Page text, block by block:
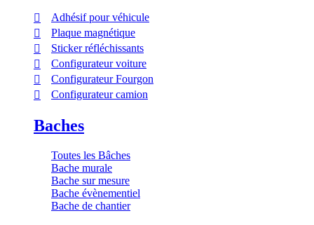
Adhésif pour véhicule
Plaque magnétique
Sticker réfléchissants
Configurateur voiture
Configurateur Fourgon
Configurateur camion
Baches
Toutes les Bâches
Bache murale
Bache sur mesure
Bache évènementiel
Bache de chantier